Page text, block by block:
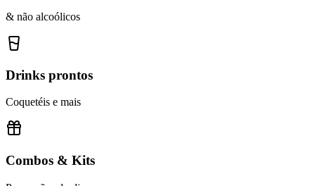
& não alcoólicos
Drinks prontos
Coquetéis e mais
Combos & Kits